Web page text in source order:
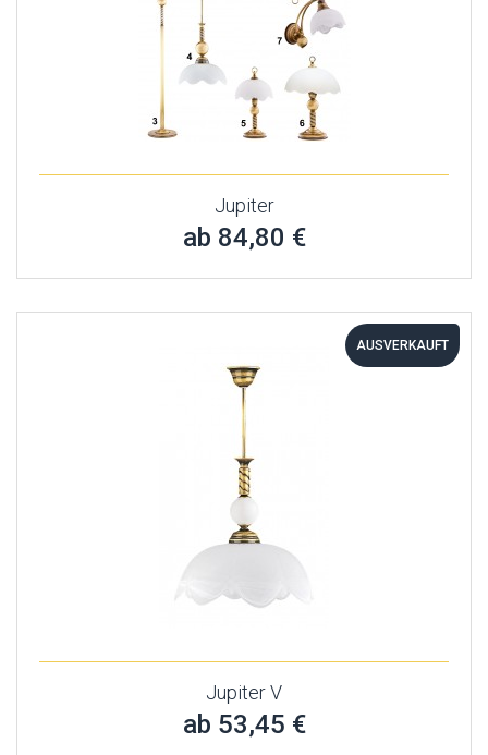
Jupiter
ab 84,80 €
AUSVERKAUFT
Jupiter V
ab 53,45 €